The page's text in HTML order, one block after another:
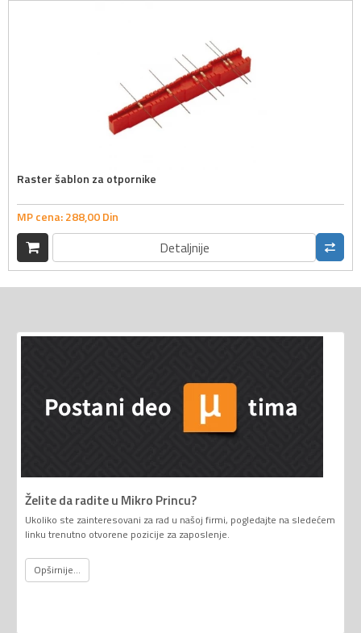
Raster šablon za otpornike
MP cena:288,00Din
Detaljnije
Želite da radite u Mikro Princu?
Ukoliko ste zainteresovani za rad u našoj firmi, pogledajte na sledećem
linku trenutno otvorene pozicije za zaposlenje.
Opširnije...